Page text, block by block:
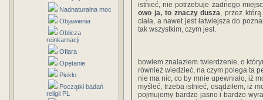
Nadnaturalna moc
Objawienia
Oblicza
reinkarnacji
Ofiara
Opętanie
Piekło
Początki badań
religii PL
istnieć, nie potrzebuje żadnego
owo ja, to znaczy dusza, przez
ciała, a nawet jest łatwiejsza do
tak wszystkim, czym jest.
bowiem znalazłem twierdzenie, o
również wiedzieć, na czym polega ta
nie ma nic, co by mnie upewniało, iż
myśleć, trzeba istnieć, osądziłem, iż
pojmujemy bardzo jasno i bardzo